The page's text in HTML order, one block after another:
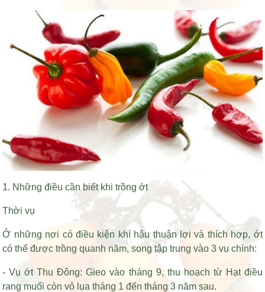
1. Những điều cần biết khi trồng ớt
Thời vụ
Ở những nơi có điều kiện khí hậu thuận lợi và thích hợp, ớt
có thể được trồng quanh năm, song tập trung vào 3 vụ chính:
- Vụ ớt Thu Đông: Gieo vào tháng 9, thu hoạch từ Hạt điều
rang muối còn vỏ lụa tháng 1 đến tháng 3 năm sau.